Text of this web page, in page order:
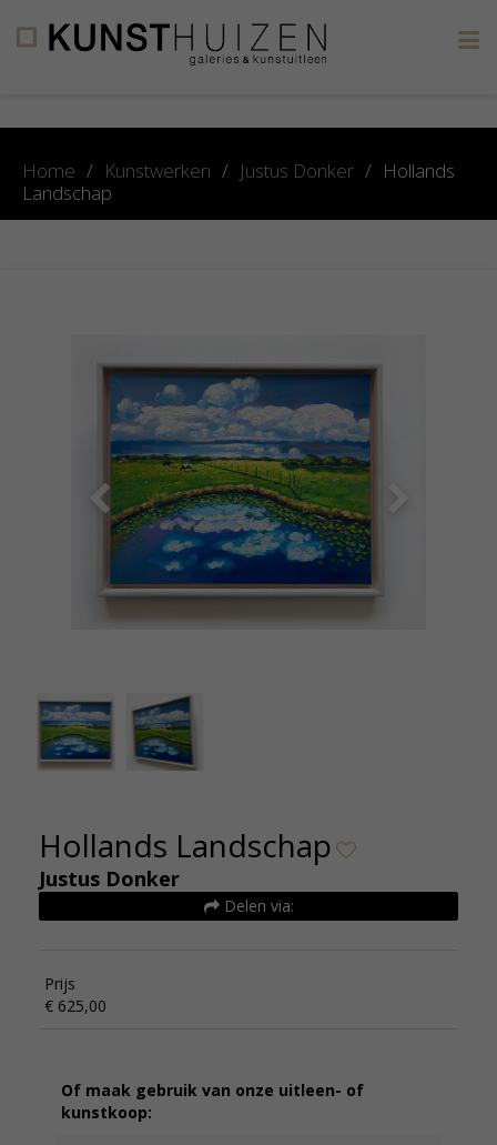
Home / Kunstwerken / Justus Donker / Hollands
Landschap
Hollands Landschap
Justus Donker
Delen via:
Prijs
€ 625,00
Of maak gebruik van onze uitleen- of
kunstkoop: